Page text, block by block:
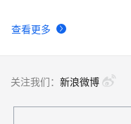
查看更多
关注我们： 新浪微博